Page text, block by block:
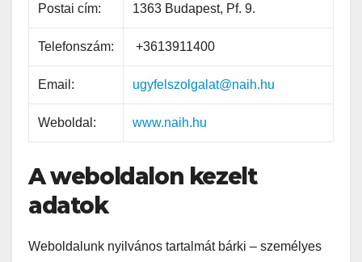
Postai cím: 1363 Budapest, Pf. 9.
Telefonszám: +3613911400
Email: ugyfelszolgalat@naih.hu
Weboldal: www.naih.hu
A weboldalon kezelt
adatok
Weboldalunk nyilvános tartalmát bárki – személyes